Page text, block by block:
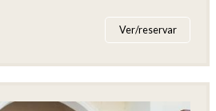
Ver/reservar